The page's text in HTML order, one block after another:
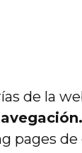
de la
pages